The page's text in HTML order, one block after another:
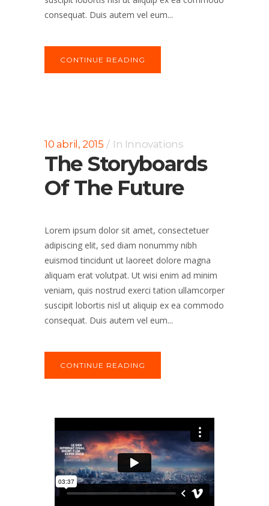
consequat. Duis autem vel eum...
CONTINUE READING
10 abril, 2015 In Innovations
The Storyboards
Of The Future
Lorem ipsum dolor sit amet, consectetuer
adipiscing elit, sed diam nonummy nibh
euismod tincidunt ut laoreet dolore magna
aliquam erat volutpat. Ut wisi enim ad minim
veniam, quis nostrud exerci tation ullamcorper
suscipit lobortis nisl ut aliquip ex ea commodo
consequat. Duis autem vel eum...
CONTINUE READING